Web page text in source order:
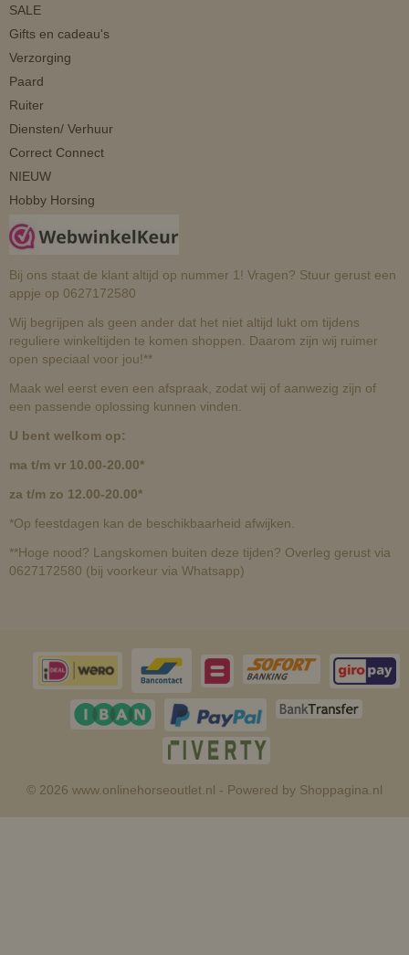
SALE
Gifts en cadeau's
Verzorging
Paard
Ruiter
Diensten/ Verhuur
Correct Connect
NIEUW
Hobby Horsing
Bij ons staat de klant altijd op nummer 1! Vragen? Stuur gerust een
appje op 0627172580
Wij begrijpen als geen ander dat het niet altijd lukt om tijdens
reguliere winkeltijden te komen shoppen. Daarom zijn wij ruimer
open speciaal voor jou!**
Maak wel eerst even een afspraak, zodat wij of aanwezig zijn of
een passende oplossing kunnen vinden.
U bent welkom op:
ma t/m vr 10.00-20.00*
za t/m zo 12.00-20.00*
*Op feestdagen kan de beschikbaarheid afwijken.
**Hoge nood? Langskomen buiten deze tijden? Overleg gerust via
0627172580 (bij voorkeur via Whatsapp)
© 2026 www.onlinehorseoutlet.nl - Powered by Shoppagina.nl